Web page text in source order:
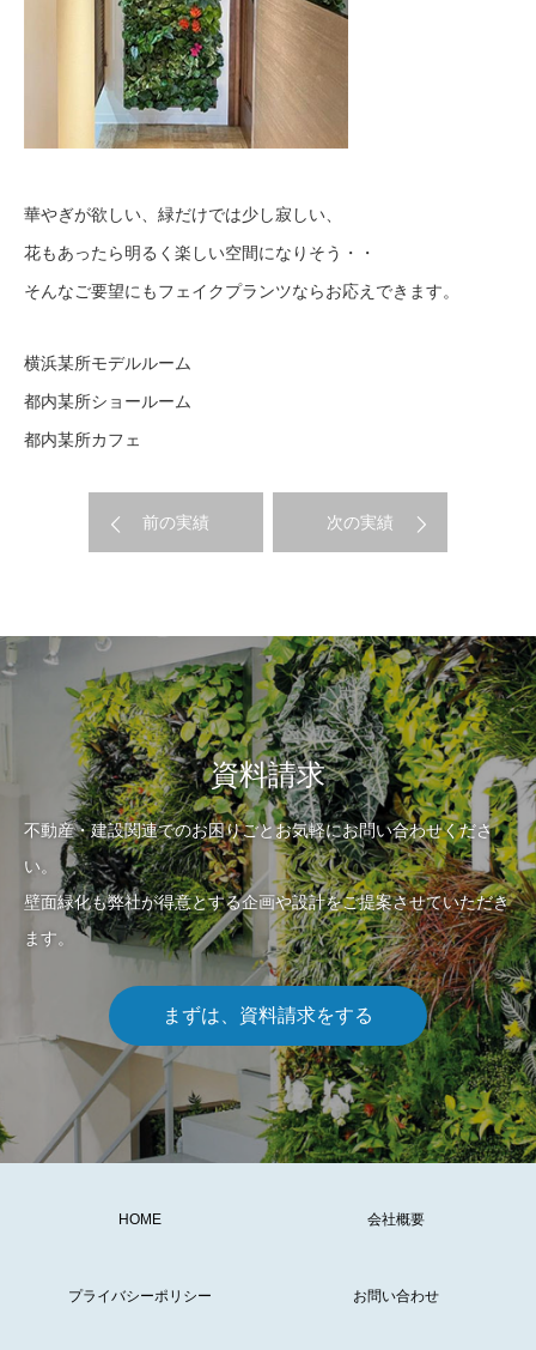
華やぎが欲しい、緑だけでは少し寂しい、
花もあったら明るく楽しい空間になりそう・・
そんなご要望にもフェイクプランツならお応えできます。
横浜某所モデルルーム
都内某所ショールーム
都内某所カフェ
前の実績 次の実績
資料請求
不動産・建設関連でのお困りごとお気軽にお問い合わせくださ
い。
壁面緑化も弊社が得意とする企画や設計をご提案させていただき
ます。
まずは、資料請求をする
HOME 会社概要
プライバシーポリシー お問い合わせ